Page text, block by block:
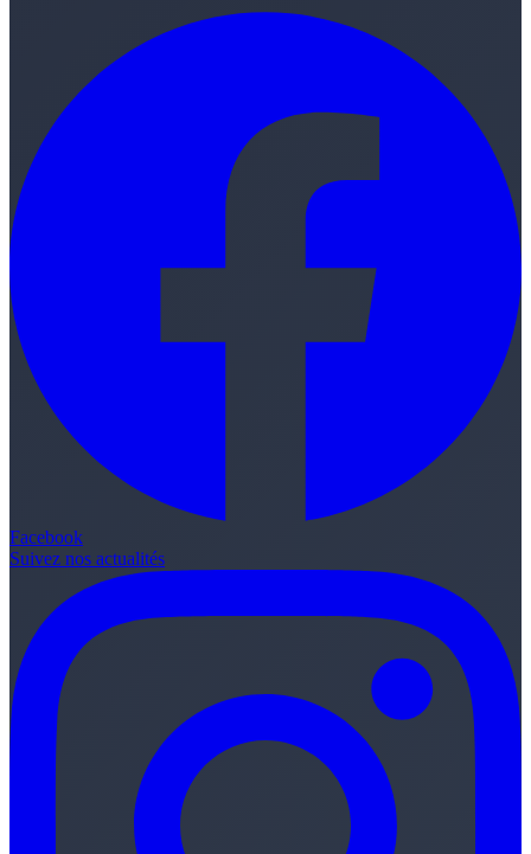
Facebook
Suivez nos actualités